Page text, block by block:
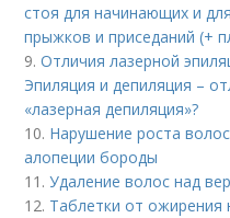
стоя для начинающих и
прыжков и приседаний (+
9.Отличия лазерной
Эпиляция и депиляция –
«лазерная депиляция»?
10. Нарушение роста
алопеции бороды
11.Удаление волос над
12. Таблетки от ожирения